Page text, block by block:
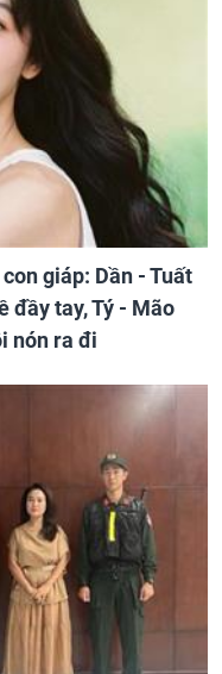
giáp: Dần - Tuất
đầy tay, Tý - Mão
nón ra đi